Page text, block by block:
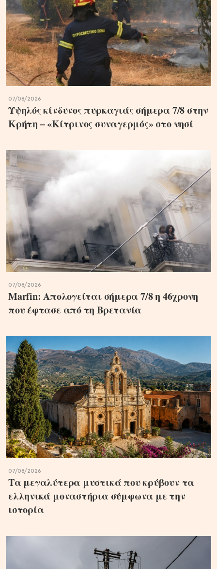
07/08/2026
Υψηλός κίνδυνος πυρκαγιάς σήμερα 7/8 στην
Κρήτη – «Κίτρινος συναγερμός» στο νησί
07/08/2026
Marfin: Απολογείται σήμερα 7/8 η 46χρονη
που έφτασε από τη Βρετανία
07/08/2026
Τα μεγαλύτερα μυστικά που κρύβουν τα
ελληνικά μοναστήρια σύμφωνα με την
ιστορία